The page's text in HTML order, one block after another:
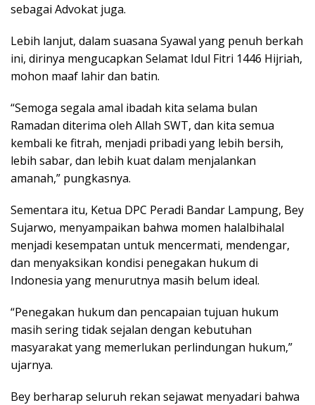
sebagai Advokat juga.
Lebih lanjut, dalam suasana Syawal yang penuh berkah
ini, dirinya mengucapkan Selamat Idul Fitri 1446 Hijriah,
mohon maaf lahir dan batin.
“Semoga segala amal ibadah kita selama bulan
Ramadan diterima oleh Allah SWT, dan kita semua
kembali ke fitrah, menjadi pribadi yang lebih bersih,
lebih sabar, dan lebih kuat dalam menjalankan
amanah,” pungkasnya.
Sementara itu, Ketua DPC Peradi Bandar Lampung, Bey
Sujarwo, menyampaikan bahwa momen halalbihalal
menjadi kesempatan untuk mencermati, mendengar,
dan menyaksikan kondisi penegakan hukum di
Indonesia yang menurutnya masih belum ideal.
“Penegakan hukum dan pencapaian tujuan hukum
masih sering tidak sejalan dengan kebutuhan
masyarakat yang memerlukan perlindungan hukum,”
ujarnya.
Bey berharap seluruh rekan sejawat menyadari bahwa